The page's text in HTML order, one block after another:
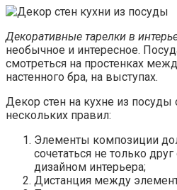
Декоративные тарелки в
необычное и интересное.
смотреться на простенках
настенного бра, на выступах.
Декор стен на кухне из
нескольких правил:
Элементы композиции
сочетаться не только
дизайном интерьера;
Дистанция между